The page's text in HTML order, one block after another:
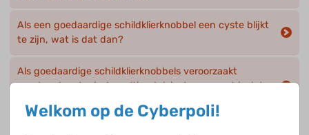
Als een goedaardige schildklierknobbel een cyste blijkt
te zijn, wat is dat dan?
Als goedaardige schildklierknobbels veroorzaakt
worden door toxisch multinodulair struma, wat is dat
Welkom op de Cyberpoli!